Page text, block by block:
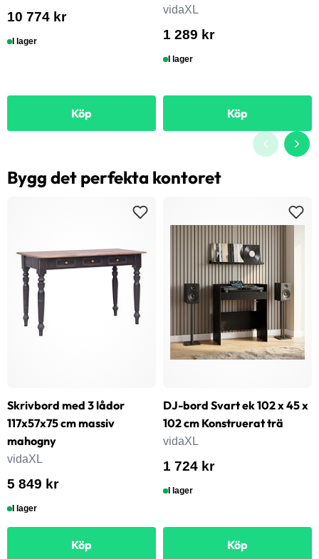
10 774 kr
I lager
Köp
vidaXL
1 289 kr
I lager
Köp
Bygg det perfekta kontoret
Skrivbord med 3 lådor
117x57x75 cm massiv
mahogny
vidaXL
5 849 kr
I lager
Köp
DJ-bord Svart ek 102 x 45 x
102 cm Konstruerat trä
vidaXL
1 724 kr
I lager
Köp